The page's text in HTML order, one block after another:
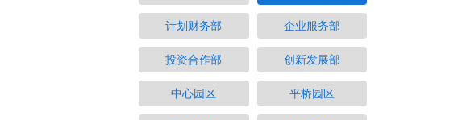
计划财务部 企业服务部
投资合作部 创新发展部
中心园区 平桥园区